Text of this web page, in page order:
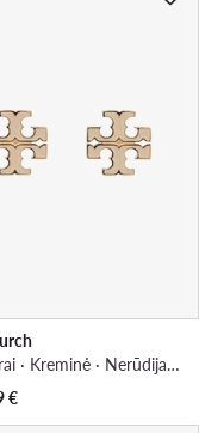
Auskarai · Kreminė · Nerūdijantis plienas
€